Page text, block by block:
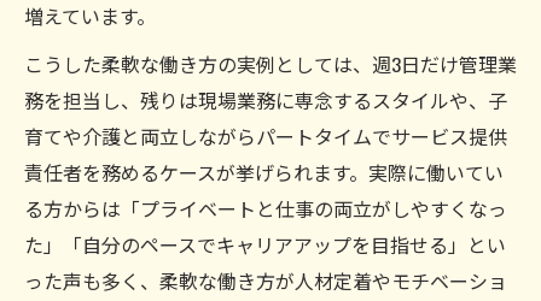
増えています。
こうした柔軟な働き方の実例としては、週3日だけ管理業
務を担当し、残りは現場業務に専念するスタイルや、子
育てや介護と両立しながらパートタイムでサービス提供
責任者を務めるケースが挙げられます。実際に働いてい
る方からは「プライベートと仕事の両立がしやすくなっ
た」「自分のペースでキャリアアップを目指せる」とい
った声も多く、柔軟な働き方が人材定着やモチベーショ